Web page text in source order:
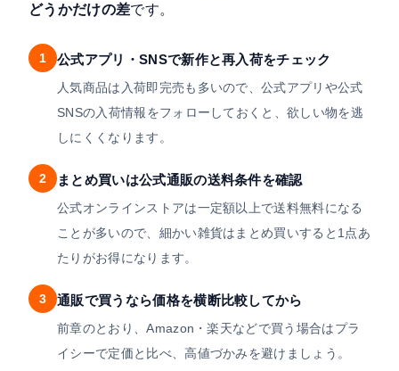
どうかだけの差です。
1 公式アプリ・SNSで新作と再入荷をチェック
人気商品は入荷即完売も多いので、公式アプリや公式
SNSの入荷情報をフォローしておくと、欲しい物を逃
しにくくなります。
2 まとめ買いは公式通販の送料条件を確認
公式オンラインストアは一定額以上で送料無料になる
ことが多いので、細かい雑貨はまとめ買いすると1点あ
たりがお得になります。
3 通販で買うなら価格を横断比較してから
前章のとおり、Amazon・楽天などで買う場合はプラ
イシーで定価と比べ、高値づかみを避けましょう。